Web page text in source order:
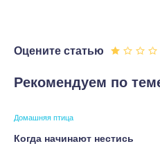
Оцените статью
Рекомендуем по
Домашняя птица
Когда начинают нестись